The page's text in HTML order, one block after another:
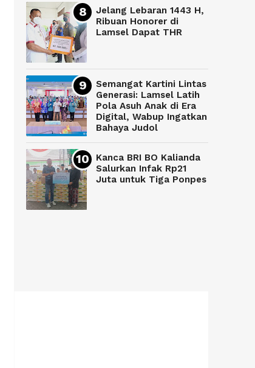
Jelang Lebaran 1443 H,
Ribuan Honorer di
Lamsel Dapat THR
Semangat Kartini Lintas
Generasi: Lamsel Latih
Pola Asuh Anak di Era
Digital, Wabup Ingatkan
Bahaya Judol
Kanca BRI BO Kalianda
Salurkan Infak Rp21
Juta untuk Tiga Ponpes